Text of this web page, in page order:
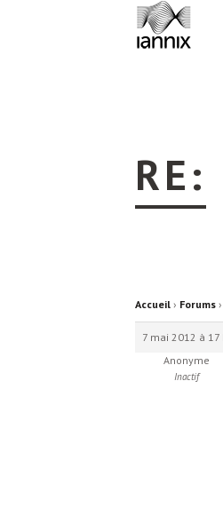
RE:
Accueil › Forums ›
7 mai 2012 à 17
Anonyme
Inactif